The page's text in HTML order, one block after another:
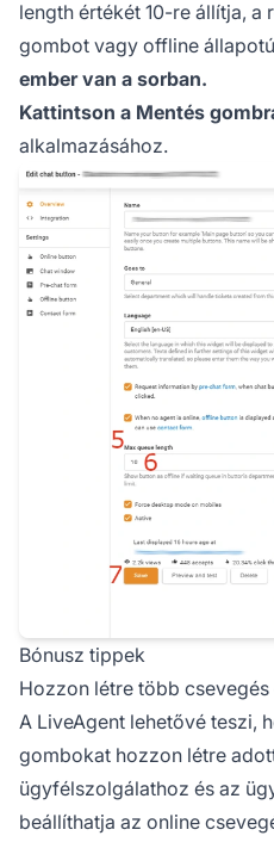
length értékét 10-re állítja, a
gombot vagy offline
ember van a sorban.
Kattintson a Mentés
alkalmazásához.
Bónusz tippek
Hozzon létre több
A LiveAgent lehetővé teszi,
gombokat hozzon létre
ügyfélszolgálathoz és az
beállíthatja az online